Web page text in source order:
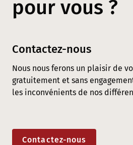
pour vous ?
Contactez-nous
Nous nous ferons un plaisir de
gratuitement et sans
les inconvénients de nos
Contactez-nous